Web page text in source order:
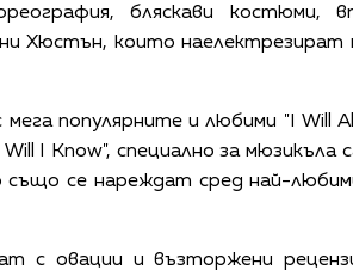
бляскави костюми,
Хюстън, които наелектрезират
популярните и любими "I Will
I Know", специално за мюзикъла
се нареждат сред най-
с овации и възторжени